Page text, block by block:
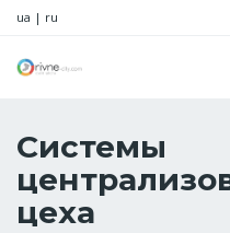
ua | ru
Системы
цеха